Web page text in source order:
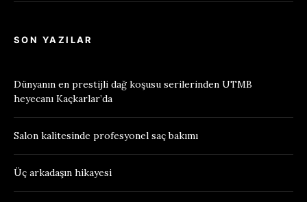
SON YAZILAR
Dünyanın en prestijli dağ koşusu serilerinden UTMB
heyecanı Kaçkarlar’da
Salon kalitesinde profesyonel saç bakımı
Üç arkadaşın hikayesi